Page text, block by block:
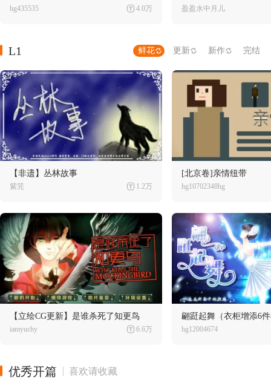
hg435535 4.0万 盈盈水中月儿
L1 鲜花 更新 新作 完结
【非遗】丛林故事
紫芫 1.2万
[北京卷]亲情纽带
hg10702348hg
【立绘CG更新】是谁杀死了知更鸟
iamyuchy 6.6万 hg12004674
优秀开篇 喜欢请收藏